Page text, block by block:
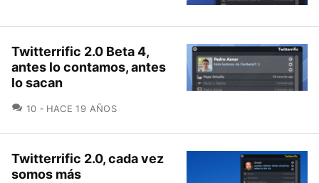
Twitterrific 2.0 Beta 4,
antes lo contamos, antes
lo sacan
10 COMENTARIOS
HACE 19 AÑOS
Twitterrific 2.0, cada vez
somos más